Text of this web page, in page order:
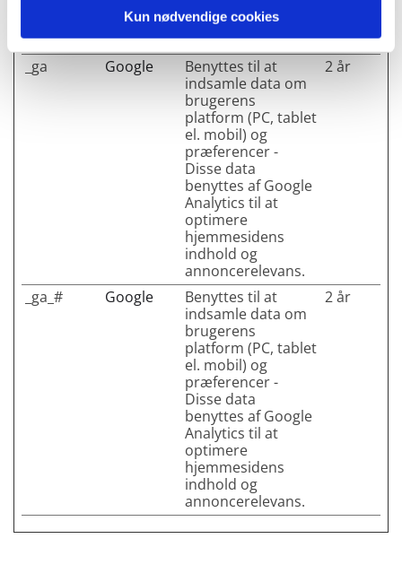
Kun nødvendige cookies
_ga
Google
Benyttes til at
indsamle data om
brugerens
platform (PC, tablet
el. mobil) og
præferencer -
Disse data
benyttes af Google
Analytics til at
optimere
hjemmesidens
indhold og
annoncerelevans.
2 år
_ga_# Google
Benyttes til at
indsamle data om
brugerens
platform (PC, tablet
el. mobil) og
præferencer -
Disse data
benyttes af Google
Analytics til at
optimere
hjemmesidens
indhold og
annoncerelevans.
2 år